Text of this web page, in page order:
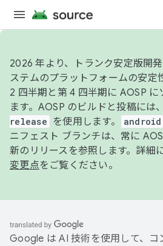
2026 年より、トランク安定版開
ステムのプラットフォームの安定
2 四半期と第 4 四半期に AOSP に
ます。AOSP のビルドと投稿には、
release
を使用します。
ニフェスト ブランチは、常に
新のリリースを参照します。詳細
変更点をご覧ください。
Google は AI 技術を使用して、コ